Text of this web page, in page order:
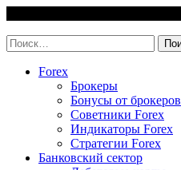
content
Найти:
Forex
Брокеры
Бонусы от брокеров
Советники Forex
Индикаторы Forex
Стратегии Forex
Банковский сектор